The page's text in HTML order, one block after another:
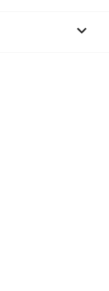
keyboard_arrow_down